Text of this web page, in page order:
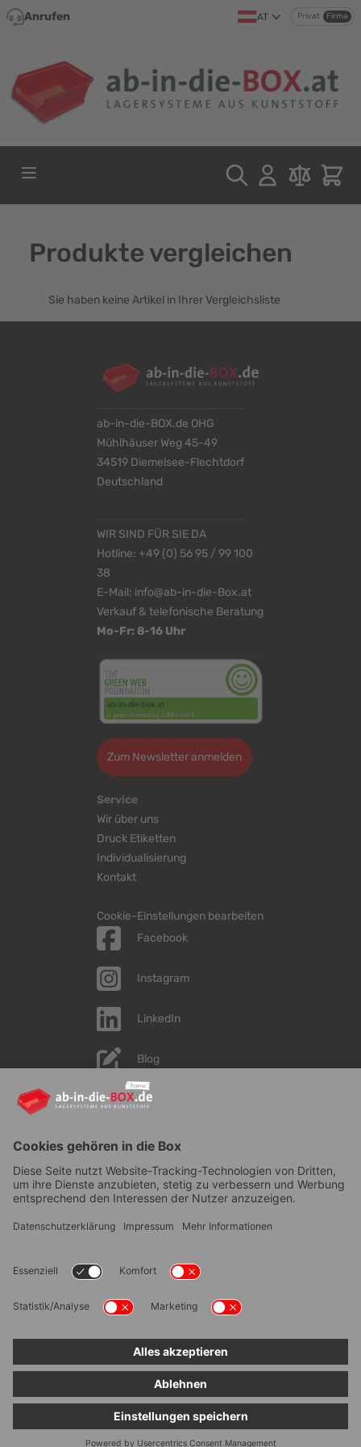
Direkt zum Inhalt
Anrufen AT Privat Firma
Produkte vergleichen
Sie haben keine Artikel in Ihrer Vergleichsliste
ab-in-die-BOX.de OHG
Mühlhäuser Weg 45-49
34519 Diemelsee-Flechtdorf
Deutschland
WIR SIND FÜR SIE DA
Hotline: +49 (0) 56 95 / 99 100
38
E-Mail: info@ab-in-die-Box.at
Verkauf & telefonische Beratung
Mo-Fr: 8-16 Uhr
Zum Newsletter anmelden
Service
Wir über uns
Druck Etiketten
Individualisierung
Kontakt
Cookie-Einstellungen bearbeiten
Facebook
Instagram
LinkedIn
Blog
YouTube
Bestellvorgang|Impressum|Information zur
Barrierefreiheit
© ab-in-die-BOX 2026